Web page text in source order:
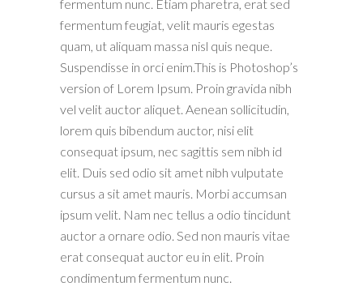
fermentum nunc. Etiam pharetra, erat sed
fermentum feugiat, velit mauris egestas
quam, ut aliquam massa nisl quis neque.
Suspendisse in orci enim.This is Photoshop’s
version of Lorem Ipsum. Proin gravida nibh
vel velit auctor aliquet. Aenean sollicitudin,
lorem quis bibendum auctor, nisi elit
consequat ipsum, nec sagittis sem nibh id
elit. Duis sed odio sit amet nibh vulputate
cursus a sit amet mauris. Morbi accumsan
ipsum velit. Nam nec tellus a odio tincidunt
auctor a ornare odio. Sed non mauris vitae
erat consequat auctor eu in elit. Proin
condimentum fermentum nunc.